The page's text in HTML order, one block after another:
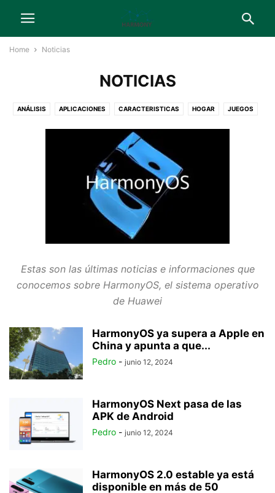
Home Noticias
NOTICIAS
ANÁLISIS APLICACIONES CARACTERISTICAS HOGAR JUEGOS
WEARABLES
Estas son las últimas noticias e informaciones que
conocemos sobre HarmonyOS, el sistema operativo
de Huawei
HarmonyOS ya supera a Apple en
China y apunta a que...
Pedro - junio 12, 2024
HarmonyOS Next pasa de las
APK de Android
Pedro - junio 12, 2024
HarmonyOS 2.0 estable ya está
disponible en más de 50